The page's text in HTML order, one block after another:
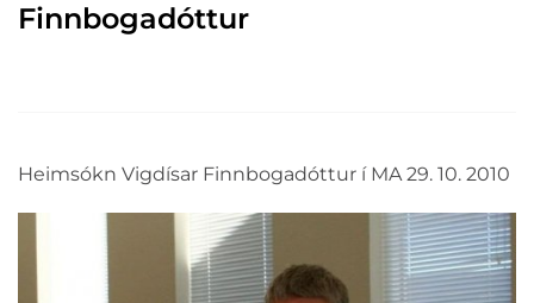
Finnbogadóttur
Heimsókn Vigdísar Finnbogadóttur í MA 29. 10. 2010